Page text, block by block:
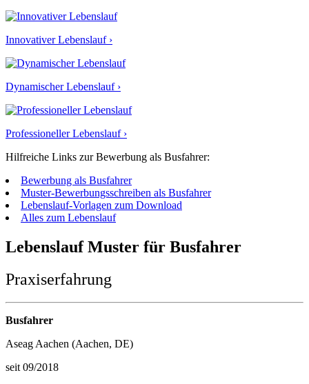
Innovativer Lebenslauf ›
Dynamischer Lebenslauf ›
Professioneller Lebenslauf ›
Hilfreiche Links zur Bewerbung als Busfahrer:
Bewerbung als Busfahrer
Muster-Bewerbungsschreiben als Busfahrer
Lebenslauf-Vorlagen zum Download
Alles zum Lebenslauf
Lebenslauf Muster für Busfahrer
Praxiserfahrung
Busfahrer
Aseag Aachen (Aachen, DE)
seit 09/2018